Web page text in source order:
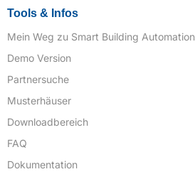
Tools & Infos
Mein Weg zu Smart Building Automation
Demo Version
Partnersuche
Musterhäuser
Downloadbereich
FAQ
Dokumentation